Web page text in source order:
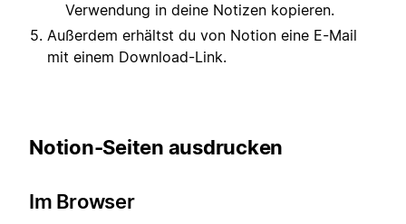
Verwendung in deine Notizen kopieren.
Außerdem erhältst du von Notion eine E-Mail
mit einem Download-Link.
Notion-Seiten ausdrucken
Im Browser